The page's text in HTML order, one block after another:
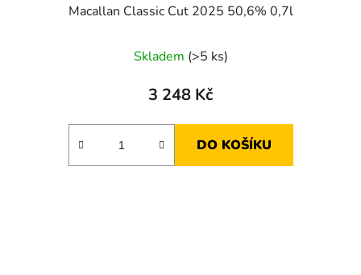
Macallan Classic Cut 2025 50,6% 0,7l
Skladem (>5 ks)
3 248 Kč
DO KOŠÍKU